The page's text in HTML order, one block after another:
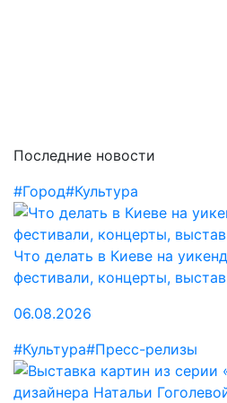
Последние новости
#Город#Культура
Что делать в Киеве на
фестивали, концерты,
06.08.2026
#Культура#Пресс-релизы